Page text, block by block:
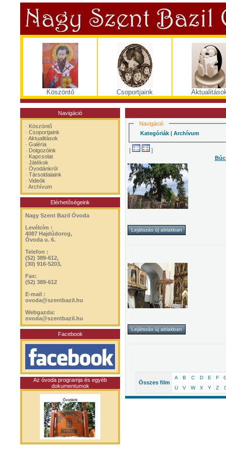
Köszöntő Csoportjaink
Navigáció
· Köszöntő
· Csoportjaink
· Aktualitások
· Galéria
· Dolgozóink
· Kapcsolat
· Játékok
· Óvodánkról
· Társoldalaink
· Videók
· Archívum
Elérhetőségeink
Nagy Szent Bazil Óvoda
Levélcím :
4087 Hajdúdorog,
Óvoda u. 6.
Telefon :
(52) 389-612,
(30) 916-5203,
Fax:
(52) 389-612
E-mail :
ovoda@szentbazil.hu
Webgazda:
ovoda@szentbazil.hu
Facebook
Az óvoda programja és egyéb
dokumentumok
Navigáció
Kategóriák| Archívum
[
]
Összes film
A B C D E F
U
V W X Y Z